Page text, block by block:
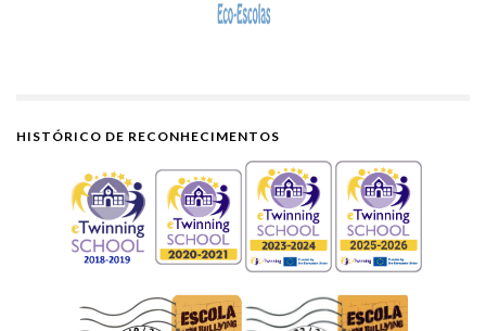
HISTÓRICO DE RECONHECIMENTOS